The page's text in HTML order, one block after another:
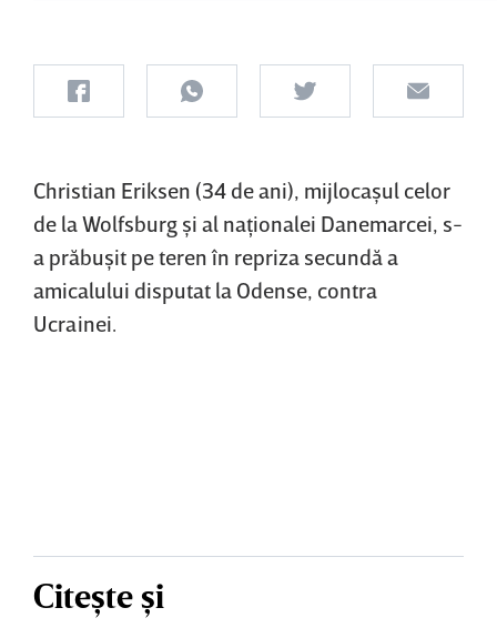
Christian Eriksen (34 de ani), mijlocaşul celor
de la Wolfsburg şi al naţionalei Danemarcei, s-
a prăbuşit pe teren în repriza secundă a
amicalului disputat la Odense, contra
Ucrainei.
Citește și